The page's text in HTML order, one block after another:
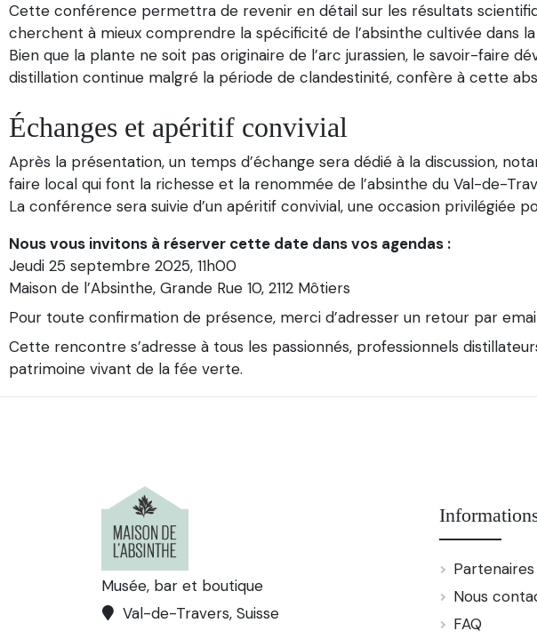
Cette conférence permettra de revenir en détail sur les résultats
cherchent à mieux comprendre la spécificité de l’absinthe cultivée dans
Bien que la plante ne soit pas originaire de l’arc jurassien, le savoir-faire
distillation continue malgré la période de clandestinité, confère à cette
Échanges et apéritif convivial
Après la présentation, un temps d’échange sera dédié à la discussion,
faire local qui font la richesse et la renommée de l’absinthe du Val-de-
La conférence sera suivie d’un apéritif convivial, une occasion
Nous vous invitons à réserver cette date dans vos agendas :
Jeudi 25 septembre 2025, 11h00
Maison de l’Absinthe, Grande Rue 10, 2112 Môtiers
Pour toute confirmation de présence, merci d’adresser un retour par
Cette rencontre s’adresse à tous les passionnés, professionnels
patrimoine vivant de la fée verte.
Musée, bar et boutique
Val-de-Travers, Suisse
Partenaires
Nous
FAQ